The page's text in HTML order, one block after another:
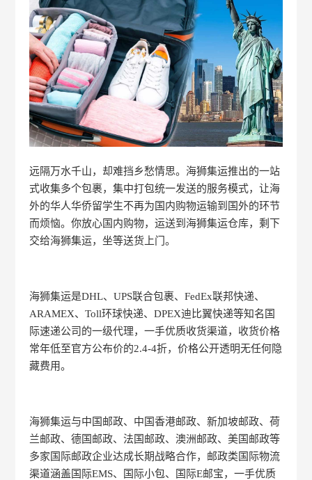
远隔万水千山，却难挡乡愁情思。海狮集运推出的一站
式收集多个包裹，集中打包统一发送的服务模式，让海
外的华人华侨留学生不再为国内购物运输到国外的环节
而烦恼。你放心国内购物，运送到海狮集运仓库，剩下
交给海狮集运，坐等送货上门。
海狮集运是DHL、UPS联合包裹、FedEx联邦快递、
ARAMEX、Toll环球快递、DPEX迪比翼快递等知名国
际速递公司的一级代理，一手优质收货渠道，收货价格
常年低至官方公布价的2.4-4折，价格公开透明无任何隐
藏费用。
海狮集运与中国邮政、中国香港邮政、新加坡邮政、荷
兰邮政、德国邮政、法国邮政、澳洲邮政、美国邮政等
多家国际邮政企业达成长期战略合作，邮政类国际物流
渠道涵盖国际EMS、国际小包、国际E邮宝，一手优质